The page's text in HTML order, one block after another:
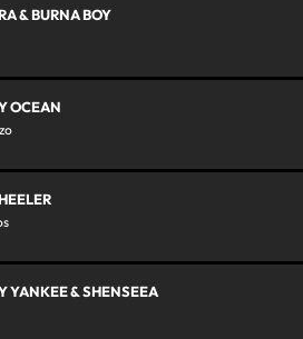
& BURNA BOY
OCEAN
YANKEE & SHENSEEA